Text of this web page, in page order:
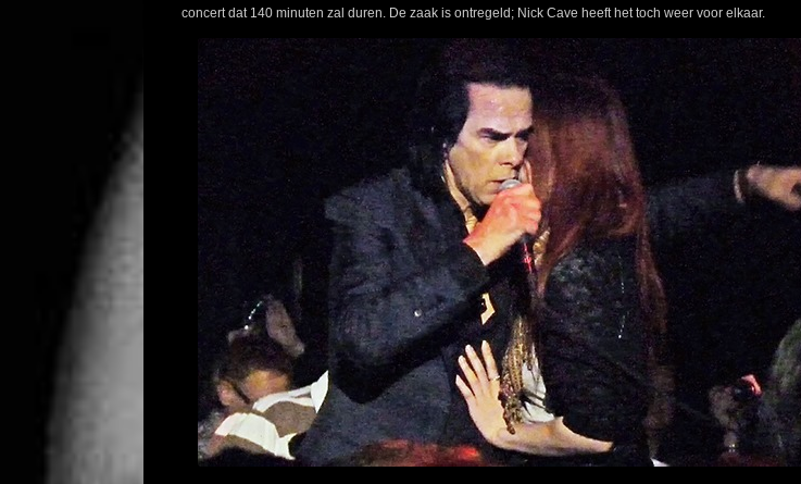
concert dat 140 minuten zal duren. De zaak is ontregeld; Nick Cave heeft het toch weer voor elkaar.